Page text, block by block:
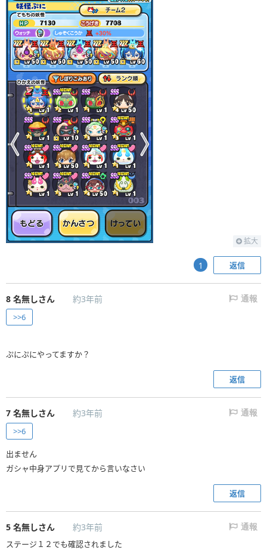
拡大
返信
1
8 名無しさん 約3年前 通報
>>6
ぷにぷにやってますか？
返信
7 名無しさん 約3年前 通報
>>6
出ません
ガシャ中身アプリで見てから言いなさい
返信
5 名無しさん 約3年前 通報
ステージ１２でも確認されました